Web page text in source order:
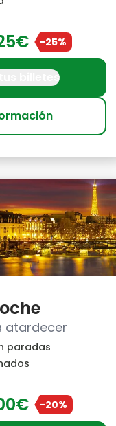
-25%
billetes
atardecer
paradas
-20%